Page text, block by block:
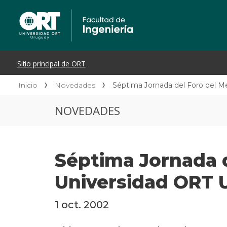
Inicio Novedades Séptima Jornada del Foro del
NOVEDADES
Séptima Jornada
Universidad ORT
1 oct. 2002